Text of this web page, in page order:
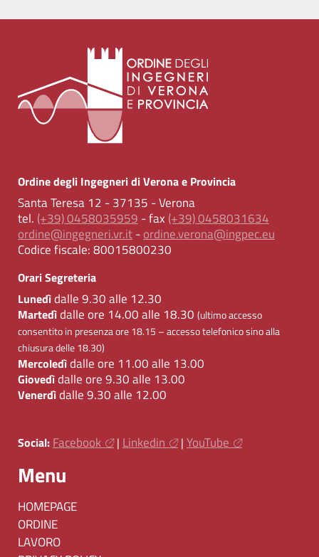
Ordine degli Ingegneri di Verona e Provincia
Santa Teresa 12 - 37135 - Verona
tel. (+39) 0458035959 - fax (+39) 0458031634
ordine@ingegneri.vr.it-ordine.verona@ingpec.eu
Codice fiscale:80015800230
Orari Segreteria
Lunedìdalle 9.30 alle 12.30
Martedìdalle ore 14.00 alle 18.30 (ultimo accesso
consentito in presenza ore 18.15 – accesso telefonico sino alla
chiusura delle 18.30)
Mercoledìdalle ore 11.00 alle 13.00
Giovedìdalle ore 9.30 alle 13.00
Venerdìdalle 9.30 alle 12.00
Social: Facebook | Linkedin | YouTube
Menu
HOMEPAGE
ORDINE
LAVORO